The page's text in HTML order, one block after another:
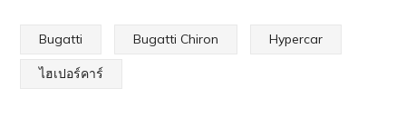
Bugatti Bugatti Chiron Hypercar
ไฮเปอร์คาร์